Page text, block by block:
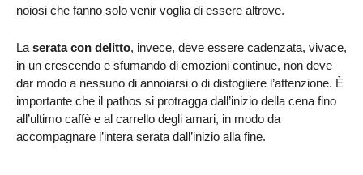
noiosi che fanno solo venir voglia di essere altrove.
La serata con delitto, invece, deve essere cadenzata, vivace,
in un crescendo e sfumando di emozioni continue, non deve
dar modo a nessuno di annoiarsi o di distogliere l’attenzione. È
importante che il pathos si protragga dall’inizio della cena fino
all’ultimo caffè e al carrello degli amari, in modo da
accompagnare l’intera serata dall’inizio alla fine.